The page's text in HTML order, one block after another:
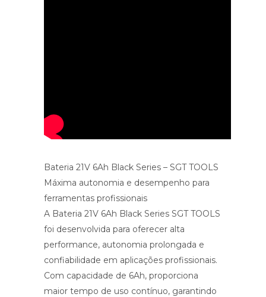
Bateria 21V 6Ah Black Series – SGT TOOLS
Máxima autonomia e desempenho para
ferramentas profissionais
A Bateria 21V 6Ah Black Series SGT TOOLS
foi desenvolvida para oferecer alta
performance, autonomia prolongada e
confiabilidade em aplicações profissionais.
Com capacidade de 6Ah, proporciona
maior tempo de uso contínuo, garantindo